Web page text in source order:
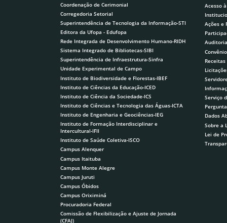
Coordenação de Cerimonial
Corregedoria Setorial
Superintendência de Tecnologia da Informação-STI
Editora da Ufopa - Edufopa
Rede Integrada de Desenvolvimento Humano-RIDH
Sistema Integrado de Bibliotecas-SIBI
Superintendência de Infraestrutura-Sinfra
Unidade Experimental de Campo
Instituto de Biodiversidade e Florestas-IBEF
Instituto de Ciências da Educação-ICED
Instituto de Ciência da Sociedade-ICS
Instituto de Ciências e Tecnologia das Águas-ICTA
Instituto de Engenharia e Geociências-IEG
Instituto de Formação Interdisciplinar e
Intercultural-IFII
Instituto de Saúde Coletiva-ISCO
Campus Alenquer
Campus Itaituba
Campus Monte Alegre
Campus Juruti
Campus Óbidos
Campus Oriximiná
Procuradoria Federal
Comissão de Flexibilização e Ajuste de Jornada
(CFAJ)
Acesso
Ações e
Serviço
Dados
Sobre a
Lei de